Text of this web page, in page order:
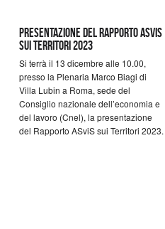
Presentazione del Rapporto ASviS
sui Territori 2023
Si terrà il 13 dicembre alle 10.00,
presso la Plenaria Marco Biagi di
Villa Lubin a Roma, sede del
Consiglio nazionale dell’economia e
del lavoro (Cnel), la presentazione
del Rapporto ASviS sui Territori 2023.